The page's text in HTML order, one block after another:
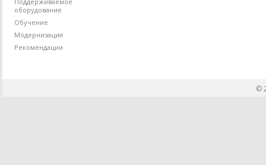
оборудование
Обучение
Модернизация
Рекомендации
©